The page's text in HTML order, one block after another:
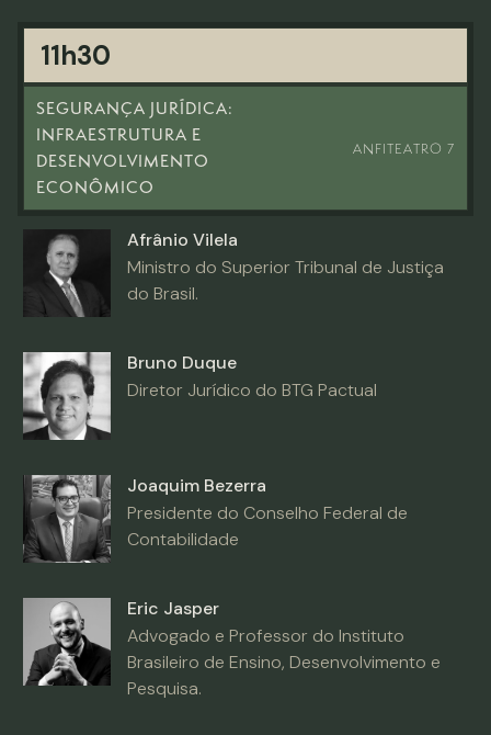
11h30
SEGURANÇA JURÍDICA:
INFRAESTRUTURA E
DESENVOLVIMENTO
ECONÔMICO
ANFITEATRO 7
Afrânio Vilela
Ministro do Superior Tribunal de Justiça
do Brasil.
Bruno Duque
Diretor Jurídico do BTG Pactual
Joaquim Bezerra
Presidente do Conselho Federal de
Contabilidade
Eric Jasper
Advogado e Professor do Instituto
Brasileiro de Ensino, Desenvolvimento e
Pesquisa.